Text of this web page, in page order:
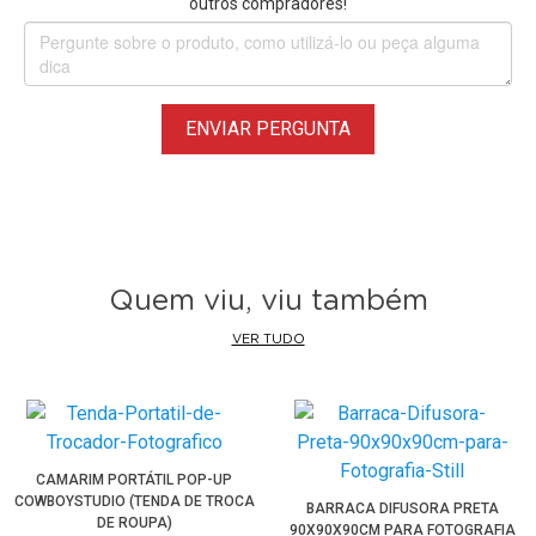
ENVIAR PERGUNTA
Quem viu, viu também
VER TUDO
CAMARIM PORTÁTIL POP-UP
COWBOYSTUDIO (TENDA DE TROCA
DE ROUPA)
BARRACA DIFUSORA PRETA
90X90X90CM PARA FOTOGRAFIA